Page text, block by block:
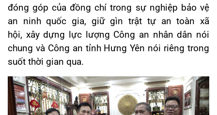
đóng góp của đồng chí trong sự nghiệp bảo vệ
an ninh quốc gia, giữ gìn trật tự an toàn xã
hội, xây dựng lực lượng Công an nhân dân nói
chung và Công an tỉnh Hưng Yên nói riêng trong
suốt thời gian qua.